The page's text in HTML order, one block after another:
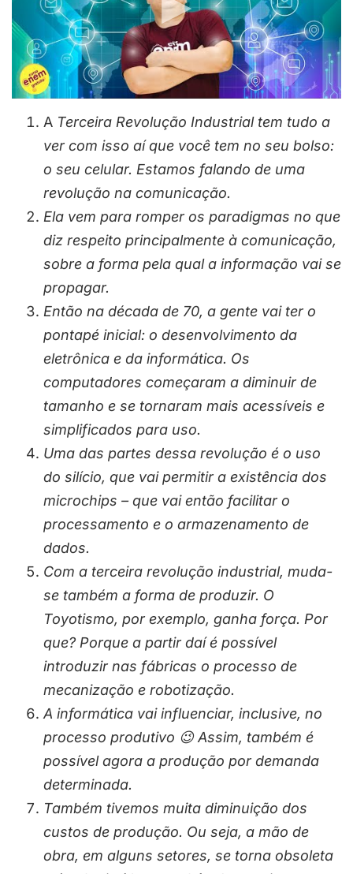
A Terceira Revolução Industrial tem tudo a
ver com isso aí que você tem no seu bolso:
o seu celular. Estamos falando de uma
revolução na comunicação.
Ela vem para romper os paradigmas no que
diz respeito principalmente à comunicação,
sobre a forma pela qual a informação vai se
propagar.
Então na década de 70, a gente vai ter o
pontapé inicial: o desenvolvimento da
eletrônica e da informática. Os
computadores começaram a diminuir de
tamanho e se tornaram mais acessíveis e
simplificados para uso.
Uma das partes dessa revolução é o uso
do silício, que vai permitir a existência dos
microchips – que vai então facilitar o
processamento e o armazenamento de
dados.
Com a terceira revolução industrial, muda-
se também a forma de produzir. O
Toyotismo, por exemplo, ganha força. Por
que? Porque a partir daí é possível
introduzir nas fábricas o processo de
mecanização e robotização.
A informática vai influenciar, inclusive, no
processo produtivo 😉 Assim, também é
possível agora a produção por demanda
determinada.
Também tivemos muita diminuição dos
custos de produção. Ou seja, a mão de
obra, em alguns setores, se torna obsoleta